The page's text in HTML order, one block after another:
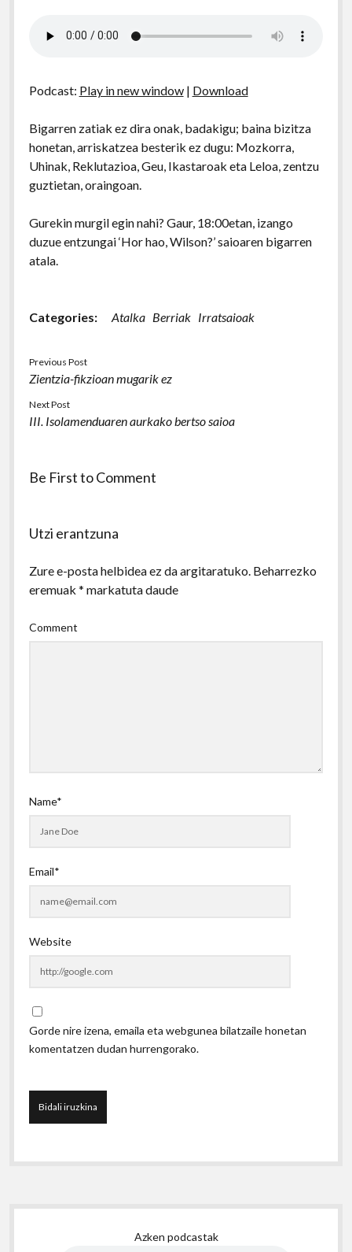
Podcast: Play in new window| Download
Bigarren zatiak ez dira onak, badakigu; baina bizitza
honetan, arriskatzea besterik ez dugu: Mozkorra,
Uhinak, Reklutazioa, Geu, Ikastaroak eta Leloa, zentzu
guztietan, oraingoan.
Gurekin murgil egin nahi? Gaur, 18:00etan, izango
duzue entzungai ‘Hor hao, Wilson?’ saioaren bigarren
atala.
Categories: Atalka Berriak Irratsaioak
Previous Post
Zientzia-fikzioan mugarik ez
Next Post
III. Isolamenduaren aurkako bertso saioa
Be First to Comment
Utzi erantzuna
Zure e-posta helbidea ez da argitaratuko. Beharrezko
eremuak * markatuta daude
Comment
Name*
Email*
Website
Gorde nire izena, emaila eta webgunea bilatzaile honetan
komentatzen dudan hurrengorako.
Sidebar
Azken podcastak